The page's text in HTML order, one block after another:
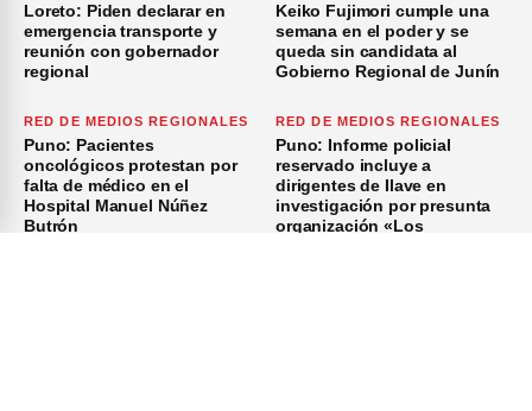
Loreto: Piden declarar en
emergencia transporte y
reunión con gobernador
regional
Keiko Fujimori cumple una
semana en el poder y se
queda sin candidata al
Gobierno Regional de Junín
RED DE MEDIOS REGIONALES
Puno: Pacientes
oncológicos protestan por
falta de médico en el
Hospital Manuel Núñez
Butrón
RED DE MEDIOS REGIONALES
Puno: Informe policial
reservado incluye a
dirigentes de Ilave en
investigación por presunta
organización «Los